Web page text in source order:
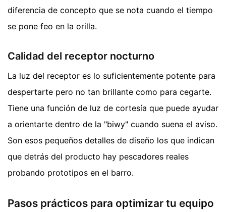
diferencia de concepto que se nota cuando el tiempo
se pone feo en la orilla.
Calidad del receptor nocturno
La luz del receptor es lo suficientemente potente para
despertarte pero no tan brillante como para cegarte.
Tiene una función de luz de cortesía que puede ayudar
a orientarte dentro de la "biwy" cuando suena el aviso.
Son esos pequeños detalles de diseño los que indican
que detrás del producto hay pescadores reales
probando prototipos en el barro.
Pasos prácticos para optimizar tu equipo